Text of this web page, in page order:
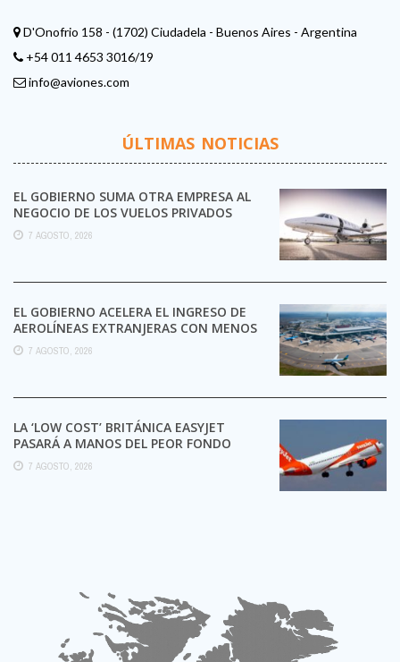
D'Onofrio 158 - (1702) Ciudadela - Buenos Aires - Argentina
+54 011 4653 3016/19
info@aviones.com
ÚLTIMAS NOTICIAS
EL GOBIERNO SUMA OTRA EMPRESA AL
NEGOCIO DE LOS VUELOS PRIVADOS
7 AGOSTO, 2026
EL GOBIERNO ACELERA EL INGRESO DE
AEROLÍNEAS EXTRANJERAS CON MENOS
TRÁMITES
7 AGOSTO, 2026
LA ‘LOW COST’ BRITÁNICA EASYJET
PASARÁ A MANOS DEL PEOR FONDO
POSIBLE:
7 AGOSTO, 2026